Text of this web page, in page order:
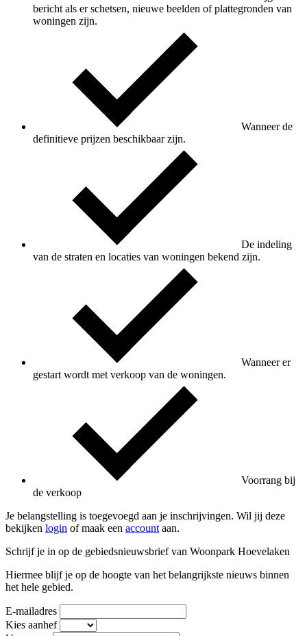
bericht als er schetsen, nieuwe beelden of plattegronden van
woningen zijn.
Wanneer de
definitieve prijzen beschikbaar zijn.
De indeling
van de straten en locaties van woningen bekend zijn.
Wanneer er
gestart wordt met verkoop van de woningen.
Voorrang bij
de verkoop
Je belangstelling is toegevoegd aan je inschrijvingen. Wil jij deze
bekijken login of maak een account aan.
Schrijf je in op de gebiedsnieuwsbrief van Woonpark Hoevelaken
Hiermee blijf je op de hoogte van het belangrijkste nieuws binnen
het hele gebied.
E-mailadres
Kies aanhef